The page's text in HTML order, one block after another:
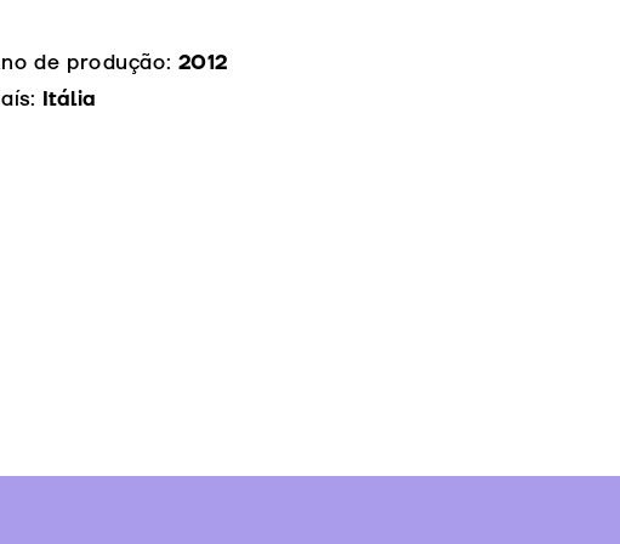
de produção: 2012
Itália